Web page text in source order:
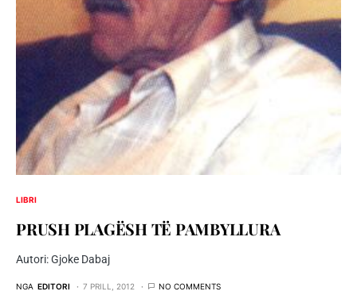
LIBRI
PRUSH PLAGËSH TË PAMBYLLURA
Autori: Gjoke Dabaj
NGA EDITORI 7 PRILL, 2012 NO COMMENTS